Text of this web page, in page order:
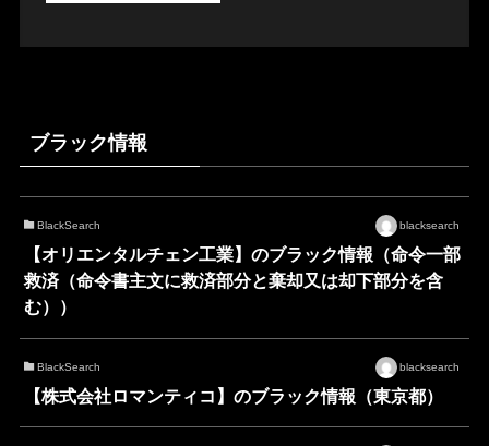
ブラック情報
BlackSearch blacksearch
【オリエンタルチェン工業】のブラック情報（命令一部
救済（命令書主文に救済部分と棄却又は却下部分を含
む））
BlackSearch blacksearch
【株式会社ロマンティコ】のブラック情報（東京都）